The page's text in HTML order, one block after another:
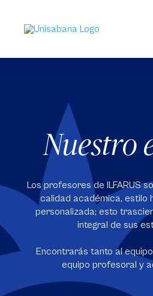
contenido
principal
Nuestro
Los profesores de ILFARUS
calidad académica, estilo
personalizada; esto
integral de sus
Encontrarás tanto al
equipo profesoral y